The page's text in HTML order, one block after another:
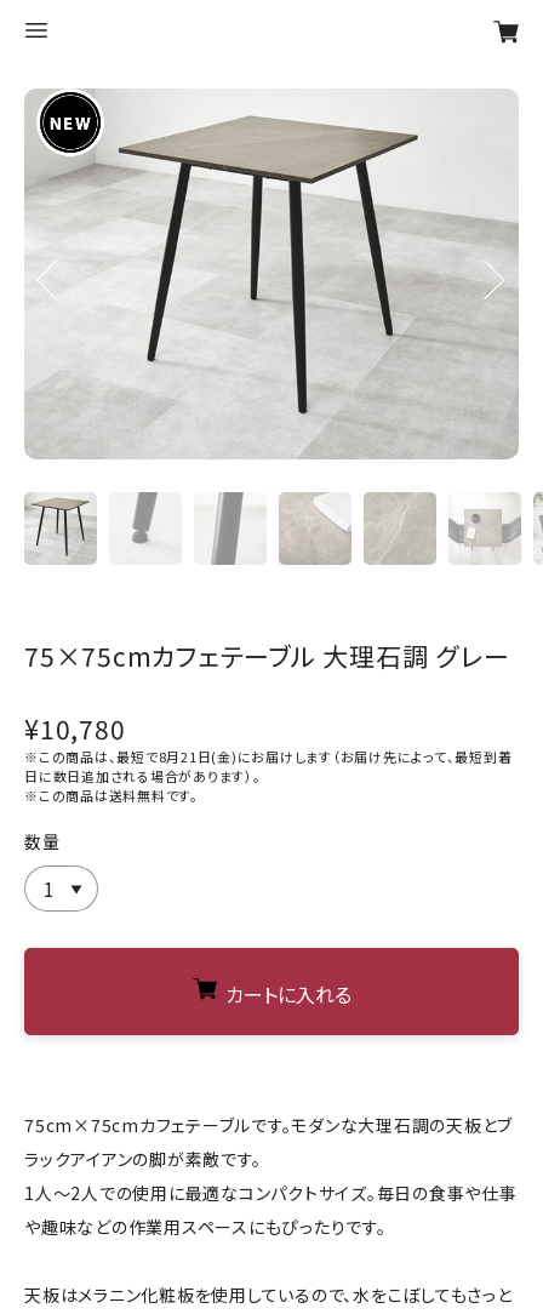
75×75cmカフェテーブル 大理石調 グレー
¥10,780
※この商品は、最短で8月21日(金)にお届けします（お届け先によって、最短到着
日に数日追加される場合があります）。
※この商品は送料無料です。
数量
カートに入れる
75cm×75cmカフェテーブルです。モダンな大理石調の天板とブ
ラックアイアンの脚が素敵です。
1人～2人での使用に最適なコンパクトサイズ。毎日の食事や仕事
や趣味などの作業用スペースにもぴったりです。
天板はメラニン化粧板を使用しているので、水をこぼしてもさっと